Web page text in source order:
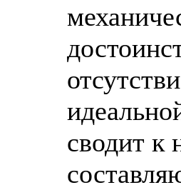
сводит к